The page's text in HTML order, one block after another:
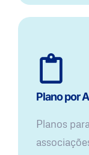
Plano por
Planos